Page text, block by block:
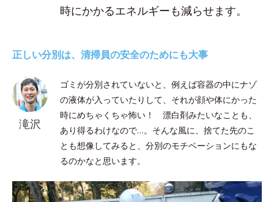
時にかかるエネルギーも減らせます。
正しい分別は、清掃員の安全のためにも大事
滝沢
ゴミが分別されていないと、例えば容器の中にナゾ
の液体が入っていたりして、それが顔や体にかった
時にめちゃくちゃ怖い！ 漂白剤みたいなことも、
あり得るわけなので…。そんな風に、捨てた先のこ
とも想像してみると、分別のモチベーションにもな
るのかなと思います。